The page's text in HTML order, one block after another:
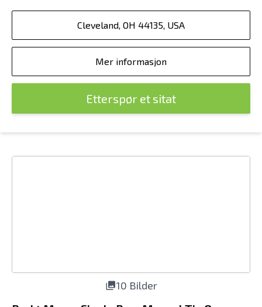
Cleveland, OH 44135, USA
Mer informasjon
Etterspør et sitat
10 Bilder